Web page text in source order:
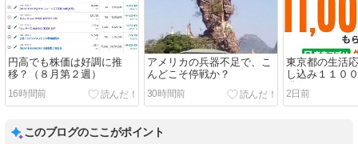
円高でも株価は好調に推
移？（８月第２週）
16時間前
アメリカの兵器不足で、こ
んどこそ停戦か？
30時間前
東京都の生活
し込み１１０
獲得
2日前
このブログのここがポイント